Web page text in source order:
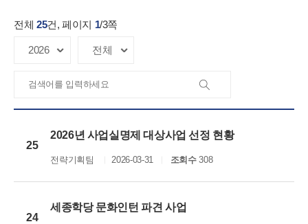
전체 25건, 페이지 1/3쪽
25
2026년 사업실명제 대상사업 선정 현황
전략기획팀 2026-03-31 조회수308
24
세종학당 문화인턴 파견 사업